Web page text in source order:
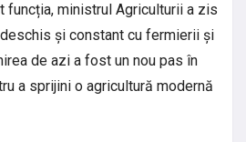
funcția, ministrul Agriculturii a zis
și constant cu fermierii și
de azi a fost un nou pas în
a sprijini o agricultură modernă